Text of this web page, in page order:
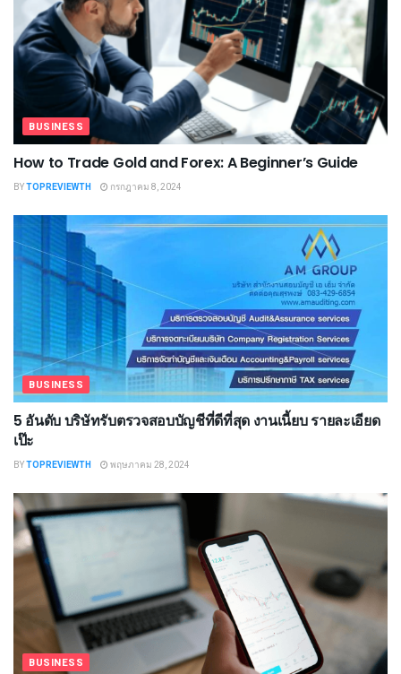
BUSINESS
How to Trade Gold and Forex: A Beginner’s Guide
BYTOPREVIEWTH กรกฎาคม 8, 2024
BUSINESS
5 อันดับ บริษัทรับตรวจสอบบัญชีที่ดีที่สุด งานเนี้ยบ รายละเอียด
เป๊ะ
BYTOPREVIEWTH พฤษภาคม 28, 2024
BUSINESS